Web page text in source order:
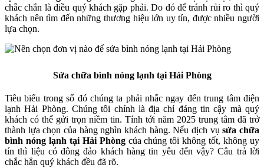
chắc chắn là điều quý khách gặp phải. Do đó để tránh rủi ro thì quý
khách nên tìm đến những thương hiệu lớn uy tín, được nhiều người
lựa chọn.
Sửa chữa bình nóng lạnh tại Hải Phòng
Tiêu biểu trong số đó chúng ta phải nhắc ngay đến trung tâm điện
lạnh Hải Phòng. Chúng tôi chính là địa chỉ đáng tin cậy mà quý
khách có thể gửi trọn niềm tin. Tính tới năm 2025 trung tâm đã trở
thành lựa chọn của hàng nghìn khách hàng. Nếu dịch vụsửa chữa
bình nóng lạnh tại Hải Phòngcủa chúng tôi không tốt, không uy
tín thì liệu có đông đảo khách hàng tin yêu đến vậy? Câu trả lời
chắc hẳn quý khách đều đã rõ.